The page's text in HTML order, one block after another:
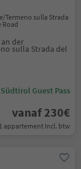
Termeno sulla Strada
Road
der
sulla Strada del
Südtirol Guest Pass
vanaf 230€
appartement Incl. btw